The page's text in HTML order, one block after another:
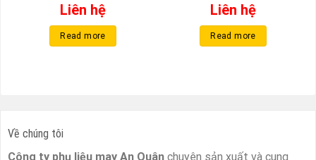
Liên hệ
Read more
Liên hệ
Read more
Về chúng tôi
Công ty phụ liệu may An Quân chuyên sản xuất và cung